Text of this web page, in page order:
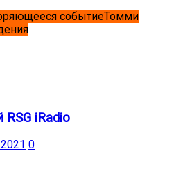
событиеТомми
iRadio
0